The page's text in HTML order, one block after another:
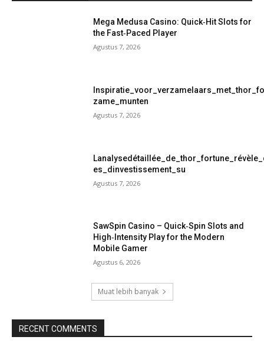
Mega Medusa Casino: Quick‑Hit Slots for
the Fast‑Paced Player
Agustus 7, 2026
zame_munten
Agustus 7, 2026
es_dinvestissement_su
Agustus 7, 2026
SawSpin Casino – Quick‑Spin Slots and
High‑Intensity Play for the Modern
Mobile Gamer
Agustus 6, 2026
Muat lebih banyak
RECENT COMMENTS